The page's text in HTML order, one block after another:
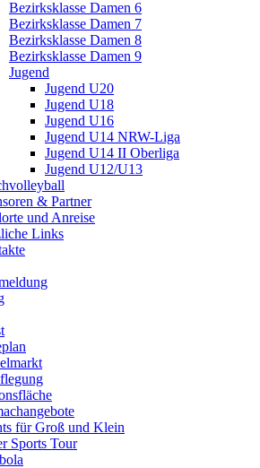
Bezirksklasse Damen 6
Bezirksklasse Damen 7
Bezirksklasse Damen 8
Bezirksklasse Damen 9
Jugend
Jugend U20
Jugend U18
Jugend U16
Jugend U14 NRW-Liga
Jugend U14 II Oberliga
Jugend U12/U13
& Partner
und Anreise
Links
für Groß und Klein
Sports Tour